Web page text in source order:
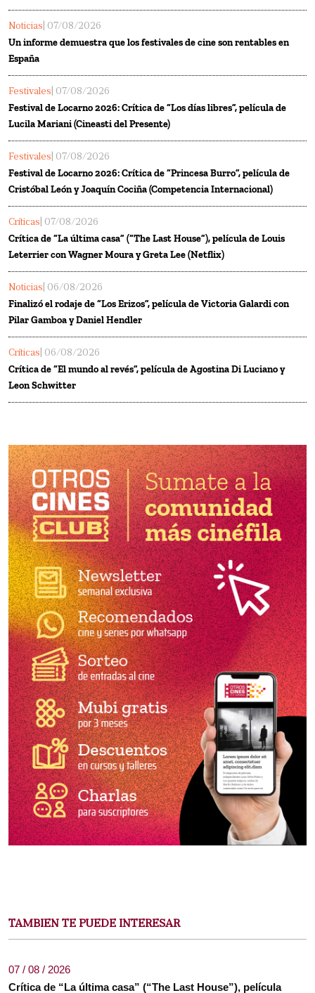
Noticias | 07/08/2026
Un informe demuestra que los festivales de cine son rentables en
España
Festivales | 07/08/2026
Festival de Locarno 2026: Crítica de “Los días libres”, película de
Lucila Mariani (Cineasti del Presente)
Festivales | 07/08/2026
Festival de Locarno 2026: Crítica de “Princesa Burro”, película de
Cristóbal León y Joaquín Cociña (Competencia Internacional)
Críticas | 07/08/2026
Crítica de “La última casa” (“The Last House”), película de Louis
Leterrier con Wagner Moura y Greta Lee (Netflix)
Noticias | 06/08/2026
Finalizó el rodaje de “Los Erizos”, película de Victoria Galardi con
Pilar Gamboa y Daniel Hendler
Críticas | 06/08/2026
Crítica de “El mundo al revés”, película de Agostina Di Luciano y
Leon Schwitter
TAMBIEN TE PUEDE INTERESAR
07 / 08 / 2026
Crítica de “La última casa” (“The Last House”), película